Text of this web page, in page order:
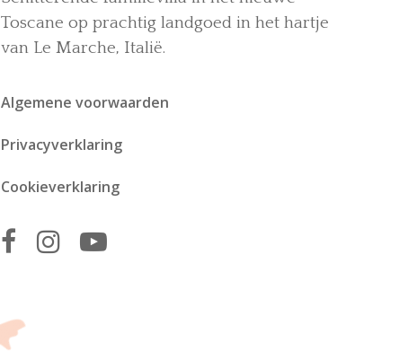
Toscane op prachtig landgoed in het hartje
van Le Marche, Italië.
Algemene voorwaarden
Privacyverklaring
Cookieverklaring